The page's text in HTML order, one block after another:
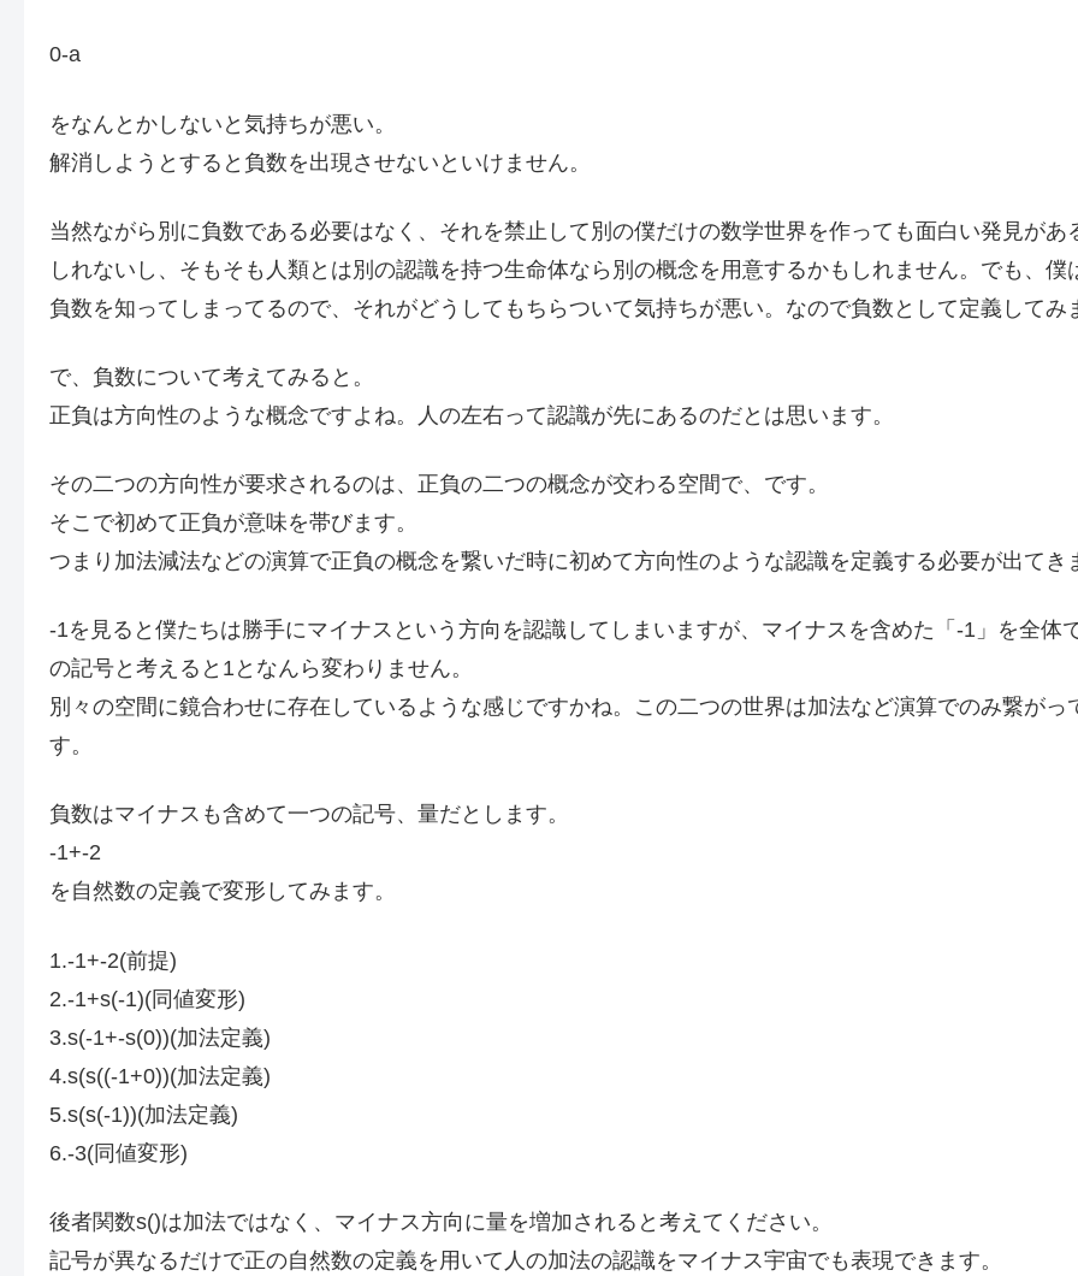
0-a
をなんとかしないと気持ちが悪い。
解消しようとすると負数を出現させないといけません。
当然ながら別に負数である必要はなく、それを禁止して別の僕だけの数学世界を作っても面白い発見があ
しれないし、そもそも人類とは別の認識を持つ生命体なら別の概念を用意するかもしれません。でも、僕
負数を知ってしまってるので、それがどうしてもちらついて気持ちが悪い。なので負数として定義してみ
で、負数について考えてみると。
正負は方向性のような概念ですよね。人の左右って認識が先にあるのだとは思います。
その二つの方向性が要求されるのは、正負の二つの概念が交わる空間で、です。
そこで初めて正負が意味を帯びます。
つまり加法減法などの演算で正負の概念を繋いだ時に初めて方向性のような認識を定義する必要が出てき
-1を見ると僕たちは勝手にマイナスという方向を認識してしまいますが、マイナスを含めた「-1」を全体
の記号と考えると1となんら変わりません。
別々の空間に鏡合わせに存在しているような感じですかね。この二つの世界は加法など演算でのみ繋がっ
す。
負数はマイナスも含めて一つの記号、量だとします。
-1+-2
を自然数の定義で変形してみます。
1.-1+-2(前提)
2.-1+s(-1)(同値変形)
3.s(-1+-s(0))(加法定義)
4.s(s((-1+0))(加法定義)
5.s(s(-1))(加法定義)
6.-3(同値変形)
後者関数s()は加法ではなく、マイナス方向に量を増加されると考えてください。
記号が異なるだけで正の自然数の定義を用いて人の加法の認識をマイナス宇宙でも表現できます。